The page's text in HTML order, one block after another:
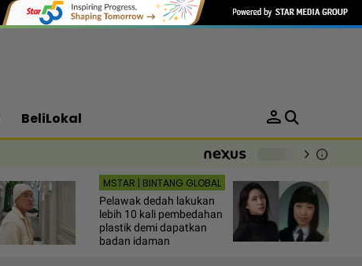
BeliLokal person
chevron_right info
MSTAR | BINTANG GLOBAL
Pelawak dedah lakukan
lebih 10 kali pembedahan
plastik demi dapatkan
badan idaman